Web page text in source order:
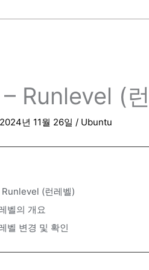
Runlevel (
2024년 11월 26일 / Ubuntu
(런레벨)
벨의 개요
벨 변경 및 확인